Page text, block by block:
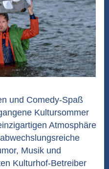
und Comedy-Spaß
Kultursommer
Atmosphäre
Musik und
Kulturhof-Betreiber